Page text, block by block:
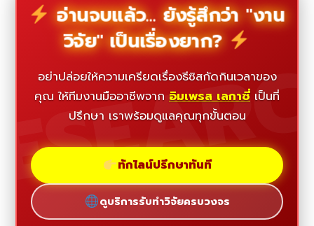
อ่านจบแล้ว... ยังรู้สึกว่า "งาน
วิจัย" เป็นเรื่องยาก?
อย่าปล่อยให้ความเครียดเรื่องธีซิสกัดกินเวลาของ
คุณ ให้ทีมงานมืออาชีพจาก อิมเพรส เลกาซี่ เป็นที่
ปรึกษา เราพร้อมดูแลคุณทุกขั้นตอน
ทักไลน์ปรึกษาทันที
ดูบริการรับทำวิจัยครบวงจร